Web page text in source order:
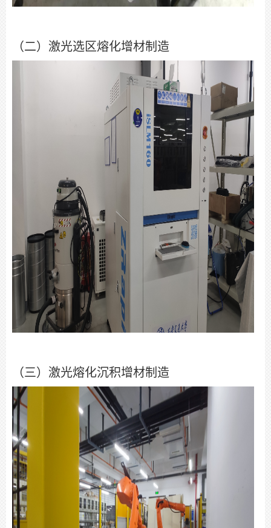
（二）激光选区熔化增材制造
（三）激光熔化沉积增材制造